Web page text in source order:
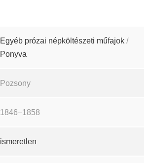
Egyéb prózai népköltészeti műfajok /
Ponyva
Pozsony
1846–1858
ismeretlen